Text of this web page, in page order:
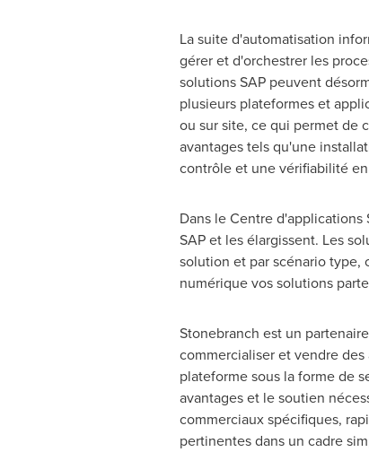
La suite d'automatisation
gérer et d'orchestrer les
solutions SAP peuvent
plusieurs plateformes et
ou sur site, ce qui permet de
avantages tels qu'une
contrôle et une vérifiabilité
Dans le Centre
SAP et les élargissent. Les
solution et par scénario type,
numérique vos solutions
Stonebranch est un
commercialiser et vendre
plateforme sous la forme de
avantages et le soutien
commerciaux spécifiques,
pertinentes dans un cadre